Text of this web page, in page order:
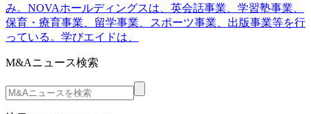
み。NOVAホールディングスは、英会話事業、学習塾事業、
保育・療育事業、留学事業、スポーツ事業、出版事業等を行
っている。学びエイドは、
M&Aニュース検索